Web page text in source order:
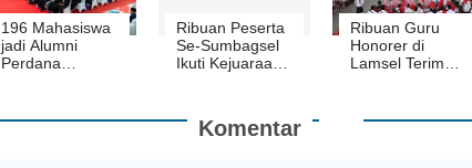
196 Mahasiswa
jadi Alumni
Perdana
Kalianda
Ribuan Peserta
Se-Sumbagsel
Ikuti Kejuaraan
PDBI Lampung
Selatan Tahun
Ribuan Guru
Honorer di
Lamsel Terima
Komentar